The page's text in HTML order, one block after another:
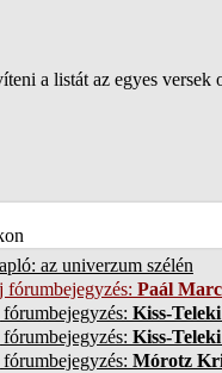
a listát az egyes versek
az univerzum szélén
fórumbejegyzés: Paál
Kiss-
Kiss-
Mórotz